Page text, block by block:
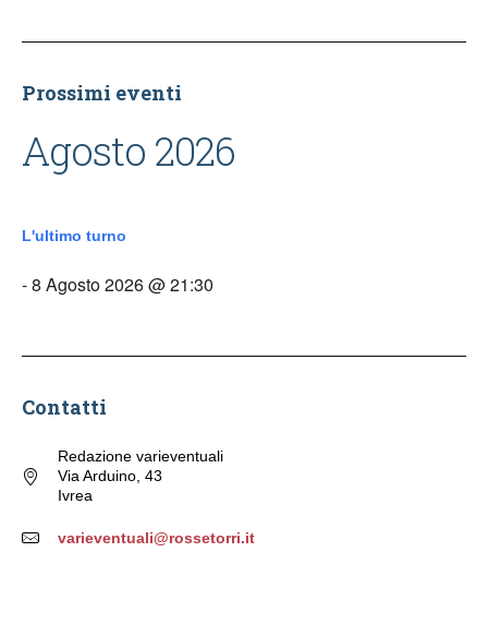
Prossimi eventi
Agosto 2026
L'ultimo turno
- 8 Agosto 2026 @ 21:30
Contatti
Redazione varieventuali
Via Arduino, 43
Ivrea
varieventuali@rossetorri.it